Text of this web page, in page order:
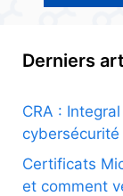
Derniers
CRA :
Certificats
et comment